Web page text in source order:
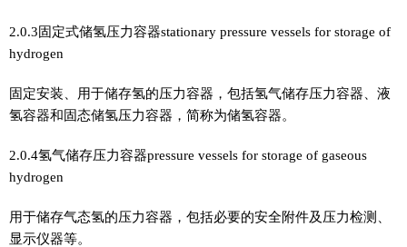
2.0.3固定式储氢压力容器stationary pressure vessels for storage of
hydrogen
固定安装、用于储存氢的压力容器，包括氢气储存压力容器、液
氢容器和固态储氢压力容器，简称为储氢容器。
2.0.4氢气储存压力容器pressure vessels for storage of gaseous
hydrogen
用于储存气态氢的压力容器，包括必要的安全附件及压力检测、
显示仪器等。